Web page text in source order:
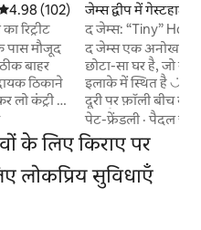
रेटिंग 5 में से 4.98, 102 समीक्षाएँ
4.98 (102)
रिट्रीट
पास मौजूद
ठिकाने
लो कंट्री के
बड़ा और
किया गया ☀️
बिल्कुल
वहाँ
जेम्स द्वीप में गेस्टहाउस
द जेम्स: “Tiny”
Folly
द जेम्स एक अनोखा
छोटा-सा घर है, जो
इलाके में स्थित है ◡̈ चार्ल्सटन शहर से 10 मिनट की
दूरी पर फ़ॉली बीच से 12 मिनट की दूरी पर रेस्टोरेंट
तक पैदल जाने की दूरी जेम्स में 6 लोग और 2 कुत्ते सो
सकते हैं (पालतू जीवों
इसमें एक निजी बाड़
एक आउटडोर शॉवर और
अकेले यात्रियों, जोड़ों,
पेट-फ्रेंडली ·पैदल
के लिए किराए पर
लोकप्रिय सुविधाएँ